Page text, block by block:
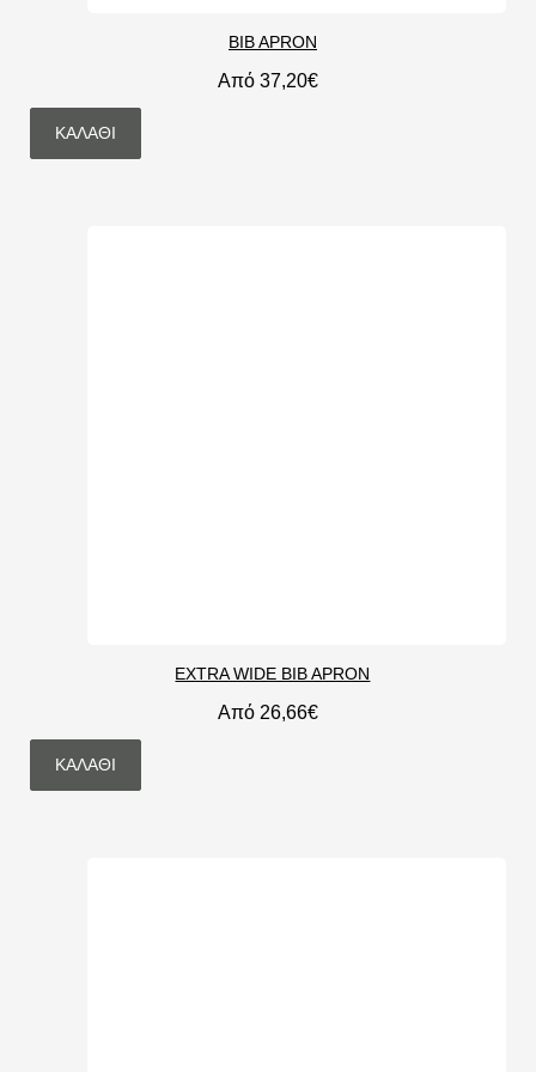
BIB APRON
Από 37,20€
ΚΑΛΆΘΙ
EXTRA WIDE BIB APRON
Από 26,66€
ΚΑΛΆΘΙ